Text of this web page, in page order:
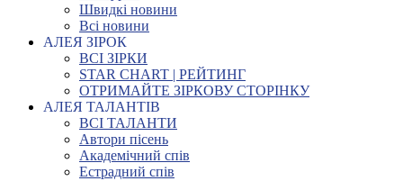
Швидкі новини
Всі новини
АЛЕЯ ЗІРОК
ВСІ ЗІРКИ
STAR CHART | РЕЙТИНГ
ОТРИМАЙТЕ ЗІРКОВУ СТОРІНКУ
АЛЕЯ ТАЛАНТІВ
ВСІ ТАЛАНТИ
Автори пісень
Академічний спів
Естрадний спів